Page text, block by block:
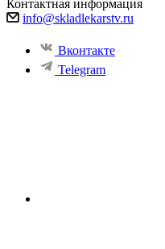
Контактная информация
info@skladlekarstv.ru
Вконтакте
Telegram